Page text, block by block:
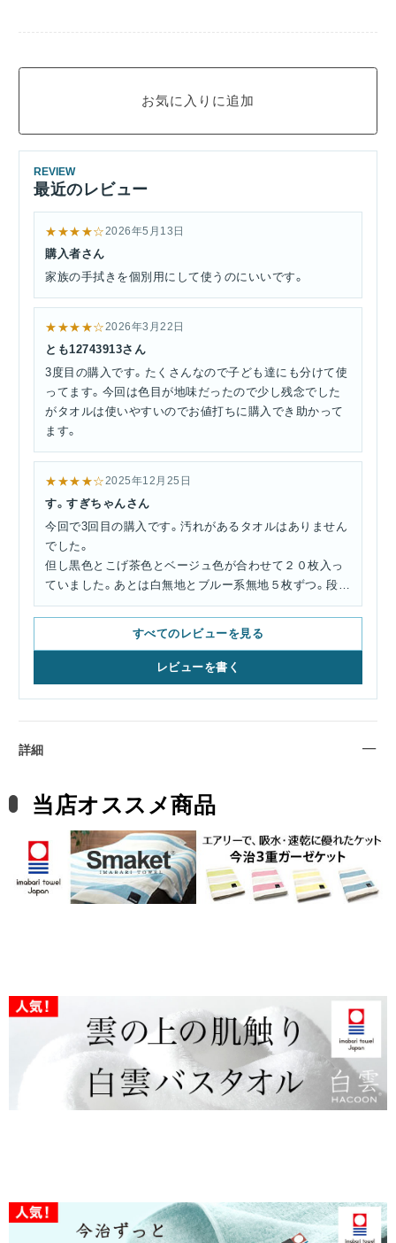
REVIEW
最近のレビュー
★★★★☆2026年5月13日
購入者さん
家族の手拭きを個別用にして使うのにいいです。
★★★★☆2026年3月22日
とも12743913さん
3度目の購入です。たくさんなので子ども達にも分けて使
ってます。今回は色目が地味だったので少し残念でした
がタオルは使いやすいのでお値打ちに購入でき助かって
ます。
★★★★☆2025年12月25日
す。すぎちゃんさん
今回で3回目の購入です。汚れがあるタオルはありません
でした。
但し黒色とこげ茶色とベージュ色が合わせて２０枚入っ
ていました。あとは白無地とブルー系無地５枚ずつ。段ボ
ールを開けた時、暗っぽくって残念感ありました。
すべてのレビューを見る
レビューを書く
詳細
当店オススメ商品